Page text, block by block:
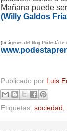
Mañana puede
(Willy Galdos
(Imágenes del blog Podestá te
Publicado por Luis
Etiquetas: sociedad ,